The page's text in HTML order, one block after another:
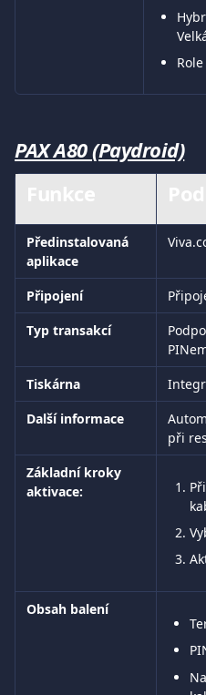
PAX A80 (Paydroid)
Předinstalovaná
aplikace
Připojení
Typ transakcí
Tiskárna
Další informace
při
Základní kroky
aktivace:
Obsah balení